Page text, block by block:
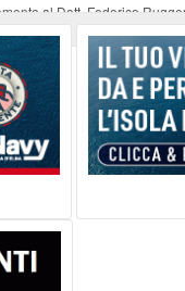
al Dott. Federico
una testimonianza
-07-08-2026
piano dell'Autorità